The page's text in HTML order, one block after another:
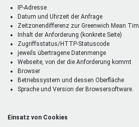
IP-Adresse
Datum und Uhrzeit der Anfrage
Zeitzonendifferenz zur Greenwich Mean
Inhalt der Anforderung (konkrete Seite)
Zugriffsstatus/HTTP-Statuscode
jeweils übertragene Datenmenge
Webseite, von der die Anforderung kommt
Browser
Betriebssystem und dessen Oberfläche
Sprache und Version der Browsersoftware.
Einsatz von Cookies